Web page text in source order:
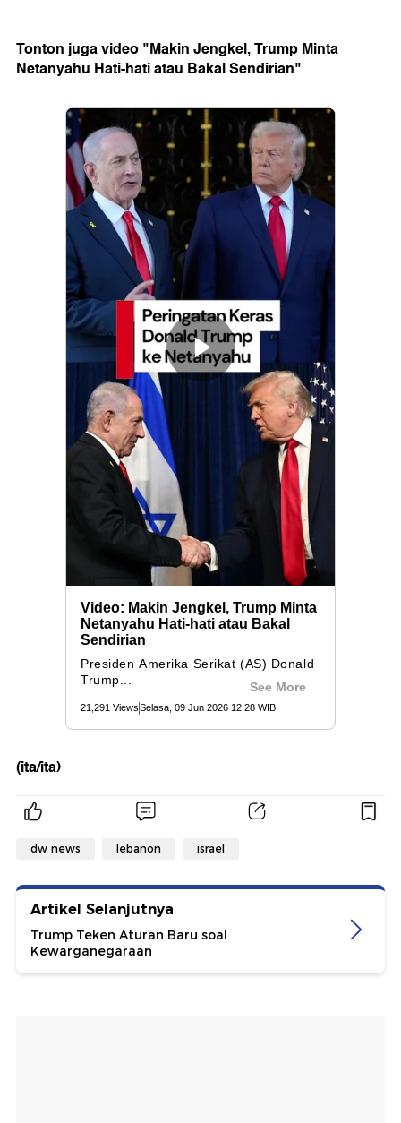
Tonton juga video "Makin Jengkel, Trump Minta
Netanyahu Hati-hati atau Bakal Sendirian"
(ita/ita)
dw news lebanon israel
Artikel Selanjutnya
Trump Teken Aturan Baru soal
Kewarganegaraan